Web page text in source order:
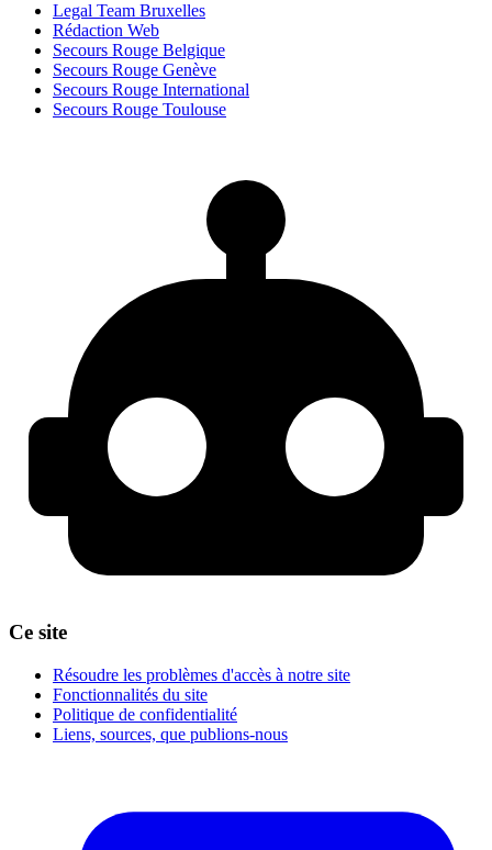
Legal Team Bruxelles
Rédaction Web
Secours Rouge Belgique
Secours Rouge Genève
Secours Rouge International
Secours Rouge Toulouse
Ce site
Résoudre les problèmes d'accès à notre site
Fonctionnalités du site
Politique de confidentialité
Liens, sources, que publions-nous